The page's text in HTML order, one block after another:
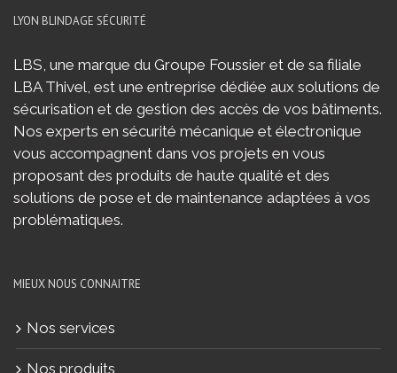
LYON BLINDAGE SÉCURITÉ
LBS, une marque du Groupe Foussier et de sa filiale
LBA Thivel, est une entreprise dédiée aux solutions de
sécurisation et de gestion des accès de vos bâtiments.
Nos experts en sécurité mécanique et électronique
vous accompagnent dans vos projets en vous
proposant des produits de haute qualité et des
solutions de pose et de maintenance adaptées à vos
problématiques.
MIEUX NOUS CONNAITRE
Nos services
Nos produits